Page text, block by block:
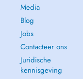
Media
Blog
Jobs
Contacteer ons
Juridische
kennisgeving